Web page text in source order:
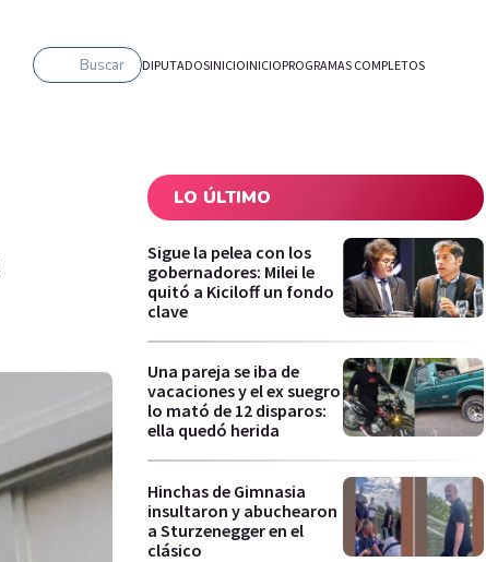
Buscar DIPUTADOSINICIOINICIOPROGRAMAS COMPLETOS
LO ÚLTIMO
Sigue la pelea con los
gobernadores: Milei le
quitó a Kiciloff un fondo
clave
Una pareja se iba de
vacaciones y el ex suegro
lo mató de 12 disparos:
ella quedó herida
Hinchas de Gimnasia
insultaron y abuchearon
a Sturzenegger en el
clásico